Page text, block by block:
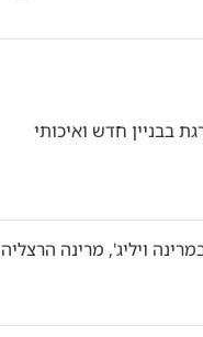
בבניין חדש ואיכותי